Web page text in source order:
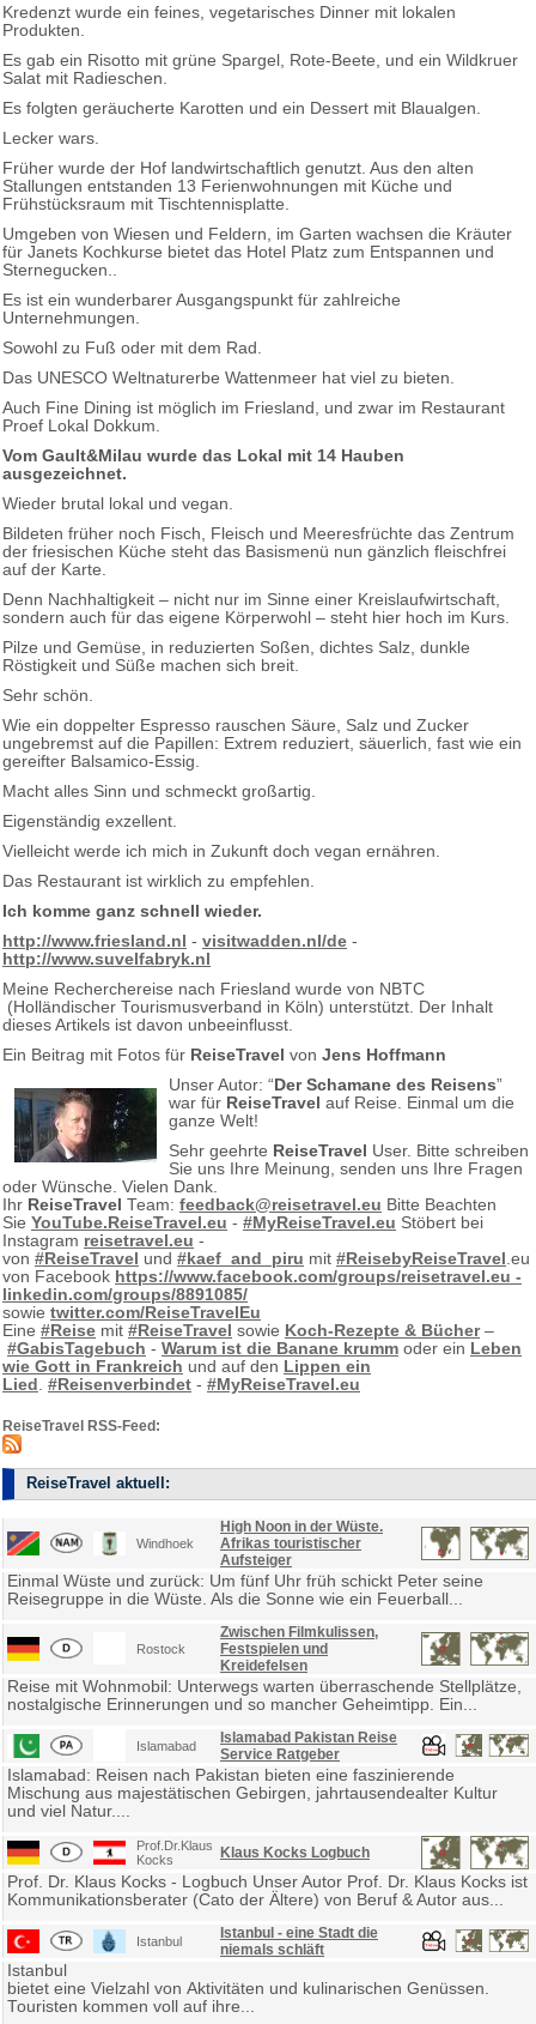
Kredenzt wurde ein feines, vegetarisches Dinner mit lokalen
Produkten.
Es gab ein Risotto mit grüne Spargel, Rote-Beete, und ein Wildkruer
Salat mit Radieschen.
Es folgten geräucherte Karotten und ein Dessert mit Blaualgen.
Lecker wars.
Früher wurde der Hof landwirtschaftlich genutzt. Aus den alten
Stallungen entstanden 13 Ferienwohnungen mit Küche und
Frühstücksraum mit Tischtennisplatte.
Umgeben von Wiesen und Feldern, im Garten wachsen die Kräuter
für Janets Kochkurse bietet das Hotel Platz zum Entspannen und
Sternegucken..
Es ist ein wunderbarer Ausgangspunkt für zahlreiche
Unternehmungen.
Sowohl zu Fuß oder mit dem Rad.
Das UNESCO Weltnaturerbe Wattenmeer hat viel zu bieten.
Auch Fine Dining ist möglich im Friesland, und zwar im Restaurant
Proef Lokal Dokkum.
Vom Gault&Milau wurde das Lokal mit 14 Hauben
ausgezeichnet.
Wieder brutal lokal und vegan.
Bildeten früher noch Fisch, Fleisch und Meeresfrüchte das Zentrum
der friesischen Küche steht das Basismenü nun gänzlich fleischfrei
auf der Karte.
Denn Nachhaltigkeit – nicht nur im Sinne einer Kreislaufwirtschaft,
sondern auch für das eigene Körperwohl – steht hier hoch im Kurs.
Pilze und Gemüse, in reduzierten Soßen, dichtes Salz, dunkle
Röstigkeit und Süße machen sich breit.
Sehr schön.
Wie ein doppelter Espresso rauschen Säure, Salz und Zucker
ungebremst auf die Papillen: Extrem reduziert, säuerlich, fast wie ein
gereifter Balsamico-Essig.
Macht alles Sinn und schmeckt großartig.
Eigenständig exzellent.
Vielleicht werde ich mich in Zukunft doch vegan ernähren.
Das Restaurant ist wirklich zu empfehlen.
Ich komme ganz schnell wieder.
http://www.friesland.nl - visitwadden.nl/de -
http://www.suvelfabryk.nl
Meine Recherchereise nach Friesland wurde von NBTC
(Holländischer Tourismusverband in Köln) unterstützt. Der Inhalt
dieses Artikels ist davon unbeeinflusst.
Ein Beitrag mit Fotos für ReiseTravel von Jens Hoffmann
Unser Autor: “Der Schamane des Reisens”
war für ReiseTravel auf Reise. Einmal um die
ganze Welt!
Sehr geehrte ReiseTravel User. Bitte schreiben
Sie uns Ihre Meinung, senden uns Ihre Fragen
oder Wünsche. Vielen Dank.
Ihr ReiseTravel Team: feedback@reisetravel.eu Bitte Beachten
Sie YouTube.ReiseTravel.eu - #MyReiseTravel.eu Stöbert bei
Instagram reisetravel.eu -
von #ReiseTravel und #kaef_and_piru mit #ReisebyReiseTravel .eu
von Facebook https://www.facebook.com/groups/reisetravel.eu -
linkedin.com/groups/8891085/
sowie twitter.com/ReiseTravelEu
Eine #Reise mit #ReiseTravel sowie Koch-Rezepte & Bücher–
#GabisTagebuch - Warum ist die Banane krumm oder ein Leben
wie Gott in Frankreich und auf den Lippen ein
Lied #Reisenverbindet - #MyReiseTravel.eu
ReiseTravel RSS-Feed:
ReiseTravel aktuell:
Windhoek
High Noon in der Wüste.
Afrikas touristischer
Aufsteiger
Einmal Wüste und zurück: Um fünf Uhr früh schickt Peter seine
Reisegruppe in die Wüste. Als die Sonne wie ein Feuerball...
Rostock
Zwischen Filmkulissen,
Festspielen und
Kreidefelsen
Reise mit Wohnmobil: Unterwegs warten überraschende Stellplätze,
nostalgische Erinnerungen und so mancher Geheimtipp. Ein...
Islamabad
Islamabad Pakistan Reise
Service Ratgeber
Islamabad: Reisen nach Pakistan bieten eine faszinierende
Mischung aus majestätischen Gebirgen, jahrtausendealter Kultur
und viel Natur....
Prof.Dr.Klaus
Kocks
Klaus Kocks Logbuch
Prof. Dr. Klaus Kocks - Logbuch Unser Autor Prof. Dr. Klaus Kocks ist
Kommunikationsberater (Cato der Ältere) von Beruf & Autor aus...
Istanbul
Istanbul - eine Stadt die
niemals schläft
Istanbul
bietet eine Vielzahl von Aktivitäten und kulinarischen Genüssen.
Touristen kommen voll auf ihre...